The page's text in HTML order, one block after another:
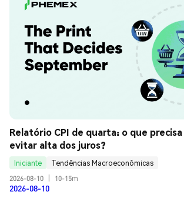
Relatório CPI de quarta: o que
evitar alta dos juros?
Iniciante
Tendências Macroeconômicas
2026-08-10
10-15m
2026-08-10